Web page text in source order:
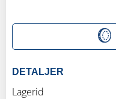
DETALJER
Lagerid